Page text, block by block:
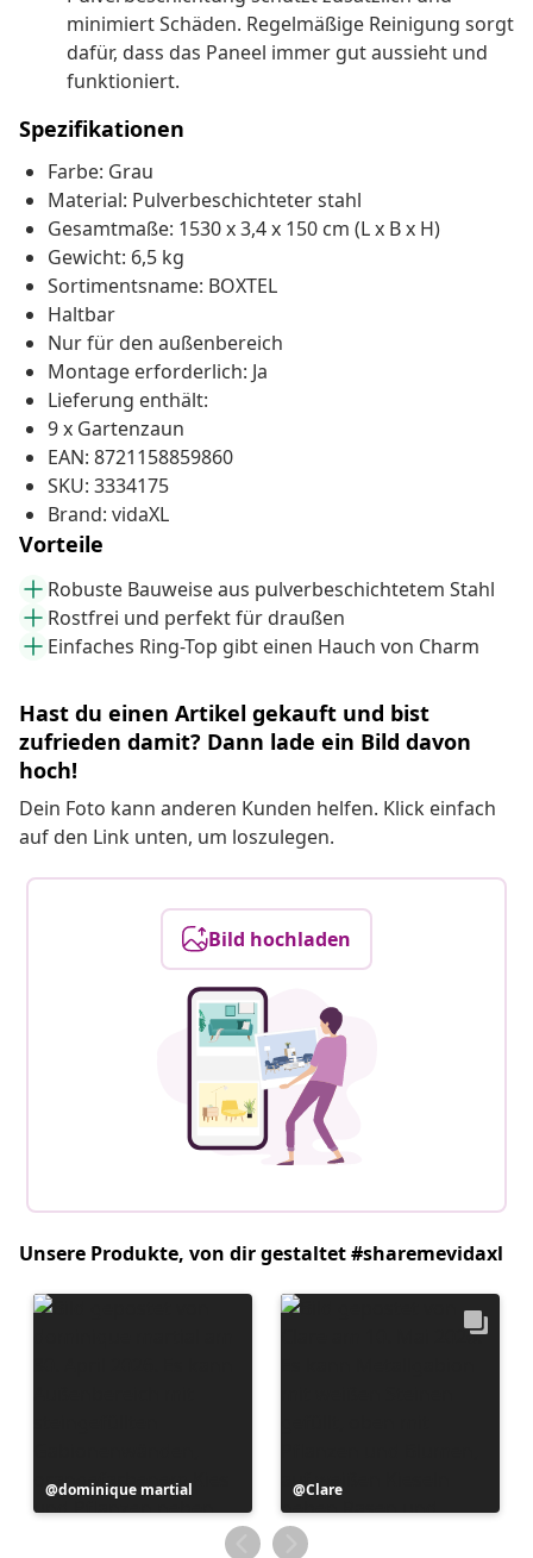
minimiert Schäden. Regelmäßige Reinigung sorgt
dafür, dass das Paneel immer gut aussieht und
funktioniert.
Spezifikationen
Farbe: Grau
Material: Pulverbeschichteter stahl
Gesamtmaße: 1530 x 3,4 x 150 cm (L x B x H)
Gewicht: 6,5 kg
Sortimentsname: BOXTEL
Haltbar
Nur für den außenbereich
Montage erforderlich: Ja
Lieferung enthält:
9 x Gartenzaun
EAN: 8721158859860
SKU: 3334175
Brand: vidaXL
Vorteile
Robuste Bauweise aus pulverbeschichtetem Stahl
Rostfrei und perfekt für draußen
Einfaches Ring-Top gibt einen Hauch von Charm
Hast du einen Artikel gekauft und bist
zufrieden damit? Dann lade ein Bild davon
hoch!
Dein Foto kann anderen Kunden helfen. Klick einfach
auf den Link unten, um loszulegen.
Bild hochladen
Unsere Produkte, von dir gestaltet #sharemevidaxl
Beitrag
veröffentlicht
dominique martial
Beitrag
veröffentlicht
von
Clare